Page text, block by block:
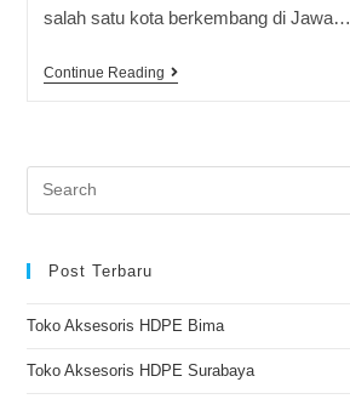
salah satu kota berkembang di Jawa…
Continue Reading
Post Terbaru
Toko Aksesoris HDPE Bima
Toko Aksesoris HDPE Surabaya